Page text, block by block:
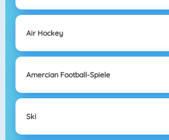
Air Hockey
Amercian Football-Spiele
Ski